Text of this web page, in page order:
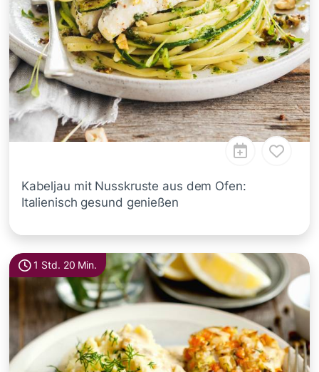
Kabeljau mit Nusskruste aus dem Ofen:
Italienisch gesund genießen
1 Std. 20 Min.